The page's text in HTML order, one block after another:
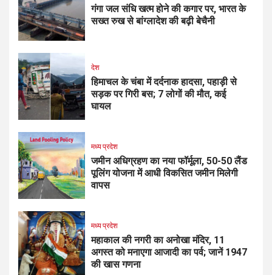
गंगा जल संधि खत्म होने की कगार पर, भारत के
सख्त रुख से बांग्लादेश की बढ़ी बेचैनी
देश
हिमाचल के चंबा में दर्दनाक हादसा, पहाड़ी से
सड़क पर गिरी बस; 7 लोगों की मौत, कई
घायल
मध्य प्रदेश
जमीन अधिग्रहण का नया फॉर्मूला, 50-50 लैंड
पूलिंग योजना में आधी विकसित जमीन मिलेगी
वापस
मध्य प्रदेश
महाकाल की नगरी का अनोखा मंदिर, 11
अगस्त को मनाएगा आजादी का पर्व; जानें 1947
की खास गणना